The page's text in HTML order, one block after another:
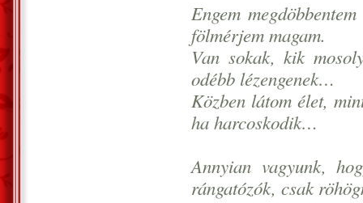
Engem
fölmérjem magam.
Van sokak, kik
odébb lézengenek…
Közben látom élet,
ha harcoskodik…
Annyian vagyunk,
rángatózók, csak